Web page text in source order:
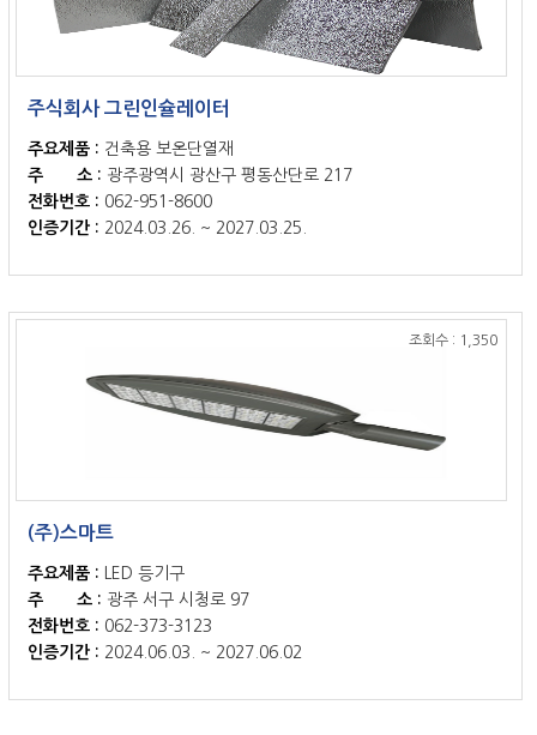
주식회사 그린인슐레이터
주요제품 : 건축용 보온단열재
주 소 : 광주광역시 광산구 평동산단로 217
전화번호 : 062-951-8600
인증기간 : 2024.03.26. ~ 2027.03.25.
조회수 : 1,350
(주)스마트
주요제품 :
LED 등기구
주 소 : 광주 서구 시청로 97
전화번호 : 062-373-3123
인증기간 : 2024.06.03. ~ 2027.06.02